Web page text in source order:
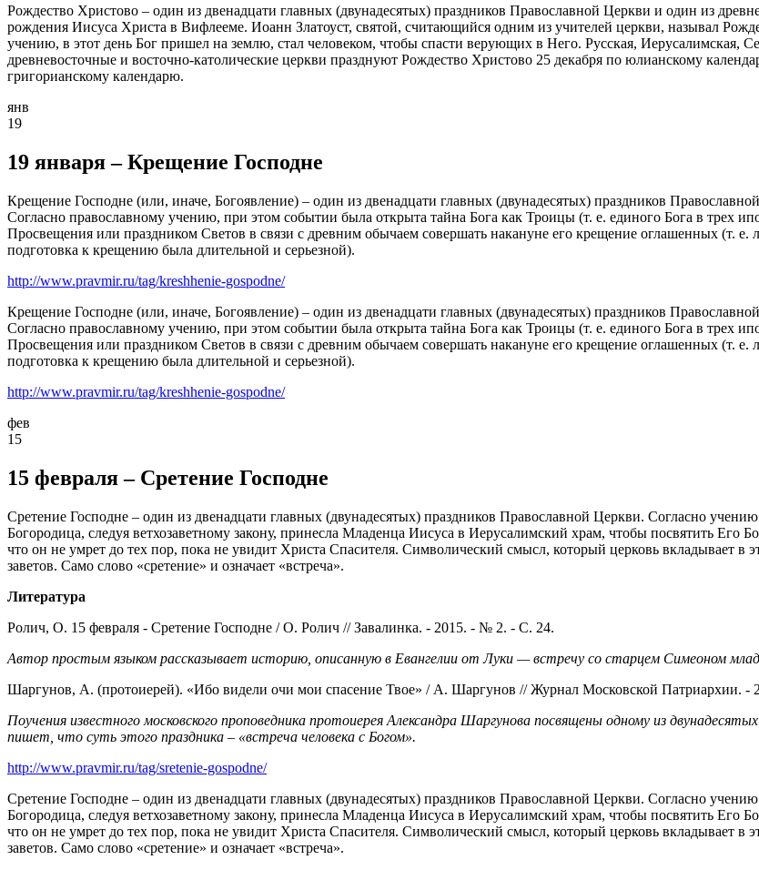
Рождество Христово – один из двенадцати главных (двунадесятых) праздников Православной Церкви и один из
рождения Иисуса Христа в Вифлееме. Иоанн Златоуст, святой, считающийся одним из учителей церкви, называл
учению, в этот день Бог пришел на землю, стал человеком, чтобы спасти верующих в Него. Русская, Иерусалимская,
древневосточные и восточно-католические церкви празднуют Рождество Христово 25 декабря по юлианскому
григорианскому календарю.
янв
19
19 января – Крещение Господне
Крещение Господне (или, иначе, Богоявление) – один из двенадцати главных (двунадесятых) праздников
Согласно православному учению, при этом событии была открыта тайна Бога как Троицы (т. е. единого Бога в трех
Просвещения или праздником Светов в связи с древним обычаем совершать накануне его крещение оглашенных (т.
подготовка к крещению была длительной и серьезной).
http://www.pravmir.ru/tag/kreshhenie-gospodne/
Крещение Господне (или, иначе, Богоявление) – один из двенадцати главных (двунадесятых) праздников
Согласно православному учению, при этом событии была открыта тайна Бога как Троицы (т. е. единого Бога в трех
Просвещения или праздником Светов в связи с древним обычаем совершать накануне его крещение оглашенных (т.
подготовка к крещению была длительной и серьезной).
http://www.pravmir.ru/tag/kreshhenie-gospodne/
фев
15
15 февраля – Сретение Господне
Сретение Господне – один из двенадцати главных (двунадесятых) праздников Православной Церкви. Согласно
Богородица, следуя ветхозаветному закону, принесла Младенца Иисуса в Иерусалимский храм, чтобы посвятить Его
что он не умрет до тех пор, пока не увидит Христа Спасителя. Символический смысл, который церковь вкладывает в
заветов. Само слово «сретение» и означает «встреча».
Литература
Ролич, О. 15 февраля - Сретение Господне / О. Ролич // Завалинка. - 2015. - № 2. - С. 24.
Автор простым языком рассказывает историю, описанную в Евангелии от Луки — встречу со старцем Симеоном
Шаргунов, А. (протоиерей). «Ибо видели очи мои спасение Твое» / А. Шаргунов // Журнал Московской Патриархии. -
Поучения известного московского проповедника протоиерея Александра Шаргунова посвящены одному из
пишет, что суть этого праздника – «встреча человека с Богом».
http://www.pravmir.ru/tag/sretenie-gospodne/
Сретение Господне – один из двенадцати главных (двунадесятых) праздников Православной Церкви. Согласно
Богородица, следуя ветхозаветному закону, принесла Младенца Иисуса в Иерусалимский храм, чтобы посвятить Его
что он не умрет до тех пор, пока не увидит Христа Спасителя. Символический смысл, который церковь вкладывает в
заветов. Само слово «сретение» и означает «встреча».